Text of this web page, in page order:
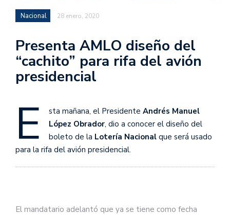
Nacional 28 enero, 2020
Presenta AMLO diseño del
“cachito” para rifa del avión
presidencial
E sta mañana, el Presidente Andrés Manuel
López Obrador, dio a conocer el diseño del
boleto de la Lotería Nacional que será usado
para la rifa del avión presidencial.
El mandatario adelantó que ya se tiene como fecha